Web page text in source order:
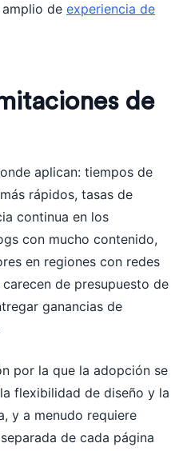
de experiencia de
de
aplican: tiempos de
rápidos, tasas de
continua en los
con mucho contenido,
en regiones con redes
de presupuesto de
ganancias de
por la que la adopción se
flexibilidad de diseño y la
y a menudo requiere
de cada página